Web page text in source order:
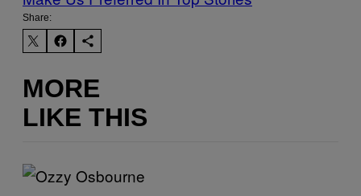
Share:
MORE
LIKE THIS